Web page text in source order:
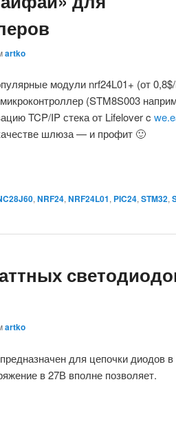
artko
модули nrf24L01+ (от
(STM8S003
TCP/IP стека от Lifelover c
шлюза — и профит 🙂
, NRF24, NRF24L01, PIC24, STM32,
artko
для цепочки диодов
в 27В вполне позволяет.